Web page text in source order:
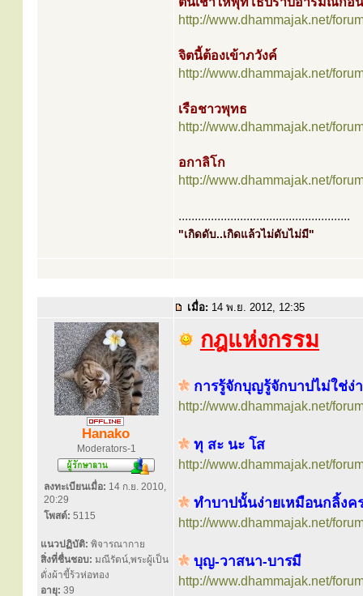
http://www.dhammajak.net/
จิตนี้ต้องเข้าภวังค์
http://www.dhammajak.net/
เรือชาวพุทธ
http://www.dhammajak.net/
อกาลิโก
http://www.dhammajak.net/
.....................................................
"เกิดดับ..เกิดแล้วไม่ดับไม่มี"
เมื่อ: 14 พ.ย. 2012, 12:35
Hanako
Moderators-1
ลงทะเบียนเมื่อ: 14 ก.ย. 2010,
20:29
โพสต์: 5115
แนวปฏิบัติ: พิจารณากาย
สิ่งที่ชื่นชอบ: มณีรัตน์,พระผู้เป็น
ดั่งผ้าขี้ร้วห่อทอง
อายุ: 39
กฎแห่งกรรม
การรู้จักบุญรู้จักบาปไม่ใช่ง่
http://www.dhammajak.net/
ทุ สะ นะ โส
http://www.dhammajak.net/
ทำบาปนั้นง่ายเหมือนกลิ้งค
http://www.dhammajak.net/
บุญ-วาสนา-บารมี
http://www.dhammajak.net/